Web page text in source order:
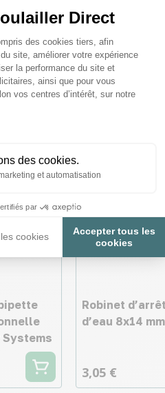
Direct
du
des cookies tiers, afin
site, améliorer votre expérience
la performance du site et
ainsi que pour vous
vos centres d’intérêt, sur notre
des cookies.
et automatisation
par
cookies
Accepter tous les
cookies
consent
peuvent vous
Systems
Robinet
d’eau 8x14
3,05 €